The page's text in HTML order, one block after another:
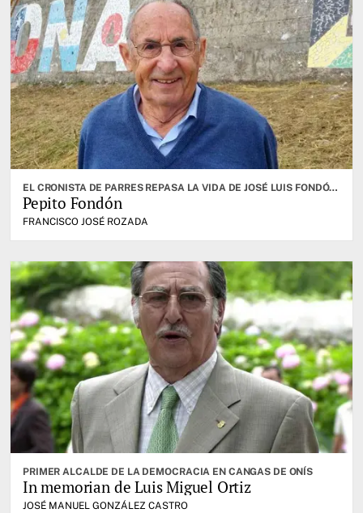
EL CRONISTA DE PARRES REPASA LA VIDA DE JOSÉ LUIS FONDÓN ÁLVAREZ QUE FALLECIÓ A LOS 94 AÑOS
Pepito Fondón
FRANCISCO JOSÉ ROZADA
PRIMER ALCALDE DE LA DEMOCRACIA EN CANGAS DE ONÍS
In memorian de Luis Miguel Ortiz
JOSÉ MANUEL GONZÁLEZ CASTRO